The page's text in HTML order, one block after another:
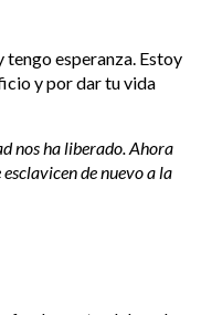
tengo esperanza. Estoy
y por dar tu vida
nos ha liberado. Ahora
de nuevo a la